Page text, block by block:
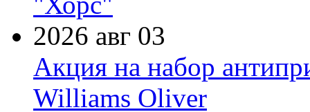
2026 авг 03
Акция на набор
Williams Oliver